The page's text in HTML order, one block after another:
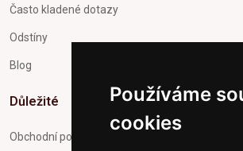
Používáme
cookies
Často kladené dotazy
Odstíny
Blog
Důležité
Obchodní podmínky